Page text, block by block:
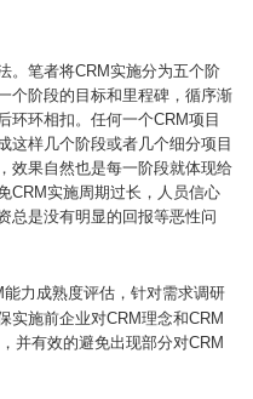
。笔者将CRM实施分为五个阶
个阶段的目标和里程碑，循序渐
环环相扣。任何一个CRM项目
这样几个阶段或者几个细分项目
效果自然也是每一阶段就体现给
CRM实施周期过长，人员信心
总是没有明显的回报等恶性问
力成熟度评估，针对需求调研
实施前企业对CRM理念和CRM
并有效的避免出现部分对CRM